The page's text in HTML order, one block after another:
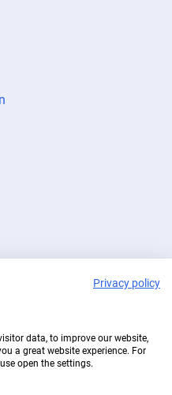
Privacy policy
data, to improve our website,
a great website experience. For
open the settings.